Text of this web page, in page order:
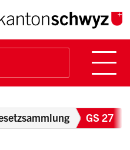
Breadcrumb
GS 27